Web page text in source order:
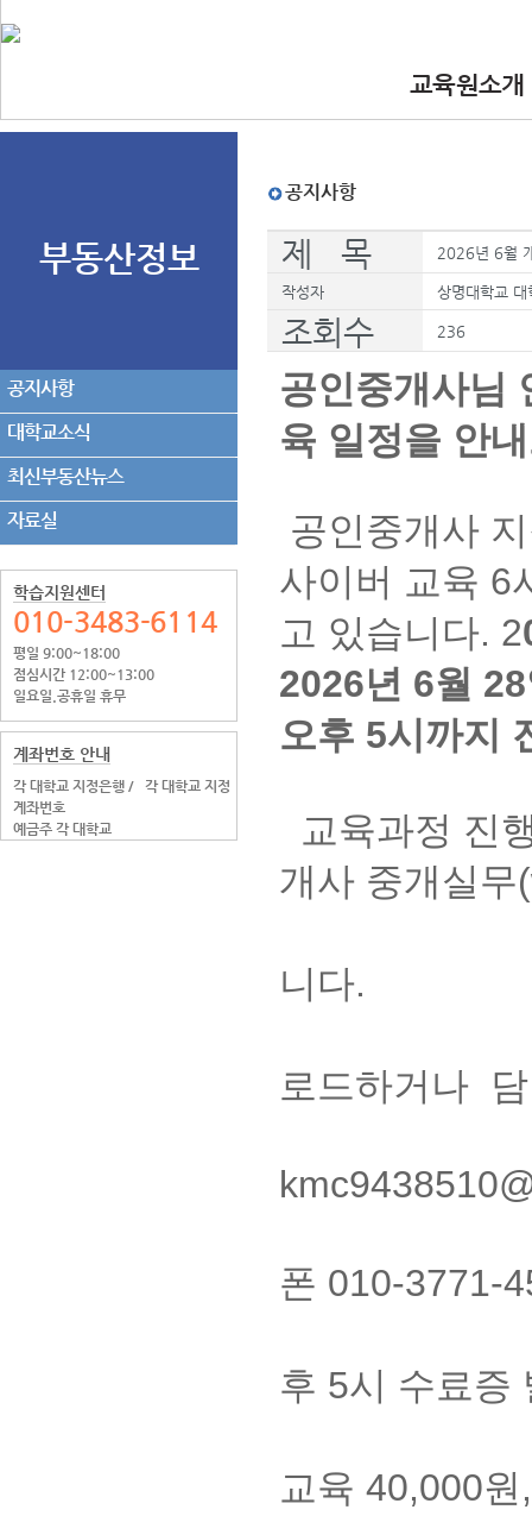
교육원소개
•인사말
부동산정보
공지사항
대학교소식
최신부동산뉴스
자료실
학습지원센터
010-3483-6114
평일 9:00~18:00
점심시간 12:00~13:00
일요일.공휴일 휴무
계좌번호 안내
각 대학교 지정은행 /
각 대학교 지정
계좌번호
예금주 각 대학교
공지사항
제 목 2026년 6월
작성자 상명대학교 대
조회수 236
공인중개사님
육 일정을 안
공인중개사
사이버 교육 6
고 있습니다. 2
2026년 6월
오후 5시까지
교육과정 진
개사 중개실
니다.
로드하거나
폰 010-3771-
후 5시 수료증
교육 40,000